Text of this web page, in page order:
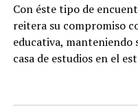
Con éste tipo de
reitera su compromiso
educativa, manteniendo
casa de estudios en el